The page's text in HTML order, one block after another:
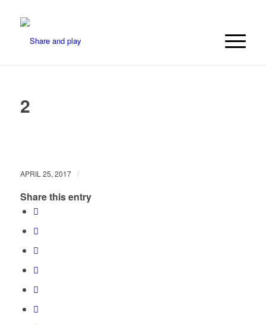
2
APRIL 25, 2017 /
Share this entry